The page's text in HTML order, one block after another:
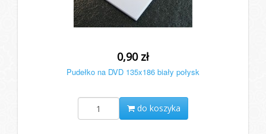
0,90 zł
Pudełko na DVD 135x186 biały połysk
do koszyka